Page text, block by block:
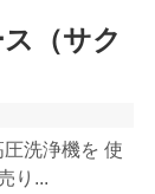
（サク
洗浄機を 使
り...